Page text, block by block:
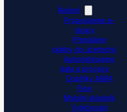
Řešení
Propojujeme e-
shopy
Přenášíme
platby do účetnictví
Automatizujeme
data a procesy
Doplňky ABRA
Flexi
Mobilní skladník
Vytěžování